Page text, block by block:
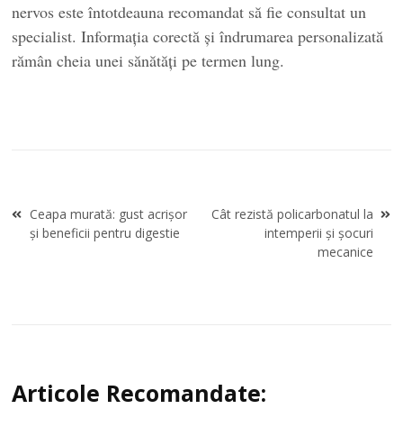
nervos este întotdeauna recomandat să fie consultat un
specialist. Informația corectă și îndrumarea personalizată
rămân cheia unei sănătăți pe termen lung.
Navigare
în
Ceapa murată: gust acrișor
și beneficii pentru digestie
Cât rezistă policarbonatul la
intemperii și șocuri
mecanice
Articole Recomandate: